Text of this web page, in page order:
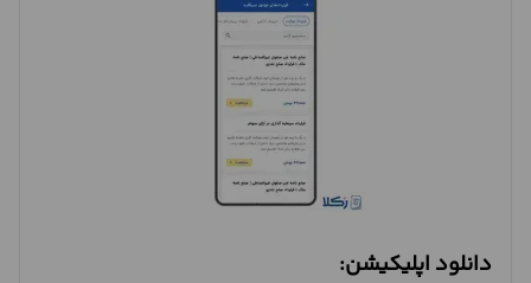
دانلود اپلیکیشن: